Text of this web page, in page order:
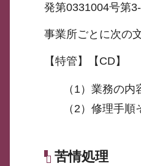
発第0331004号第
事業所ごとに次の
【特管】【CD】
（1）業務の
（2）修理手
苦情処理